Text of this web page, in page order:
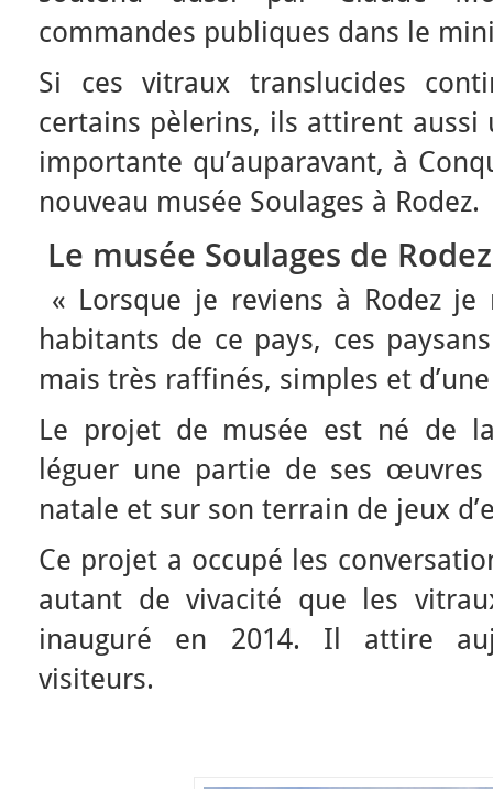
commandes publiques dans le
Si ces vitraux translucides
certains pèlerins, ils attirent aussi
importante qu’auparavant, à
nouveau musée Soulages à Rodez.
Le musée Soulages de Rodez
« Lorsque je reviens à Rodez
habitants de ce pays, ces
mais très raffinés, simples et
Le projet de musée est né de
léguer une partie de ses
natale et sur son terrain de jeux
Ce projet a occupé les
autant de vivacité que les
inauguré en 2014. Il attire
visiteurs.